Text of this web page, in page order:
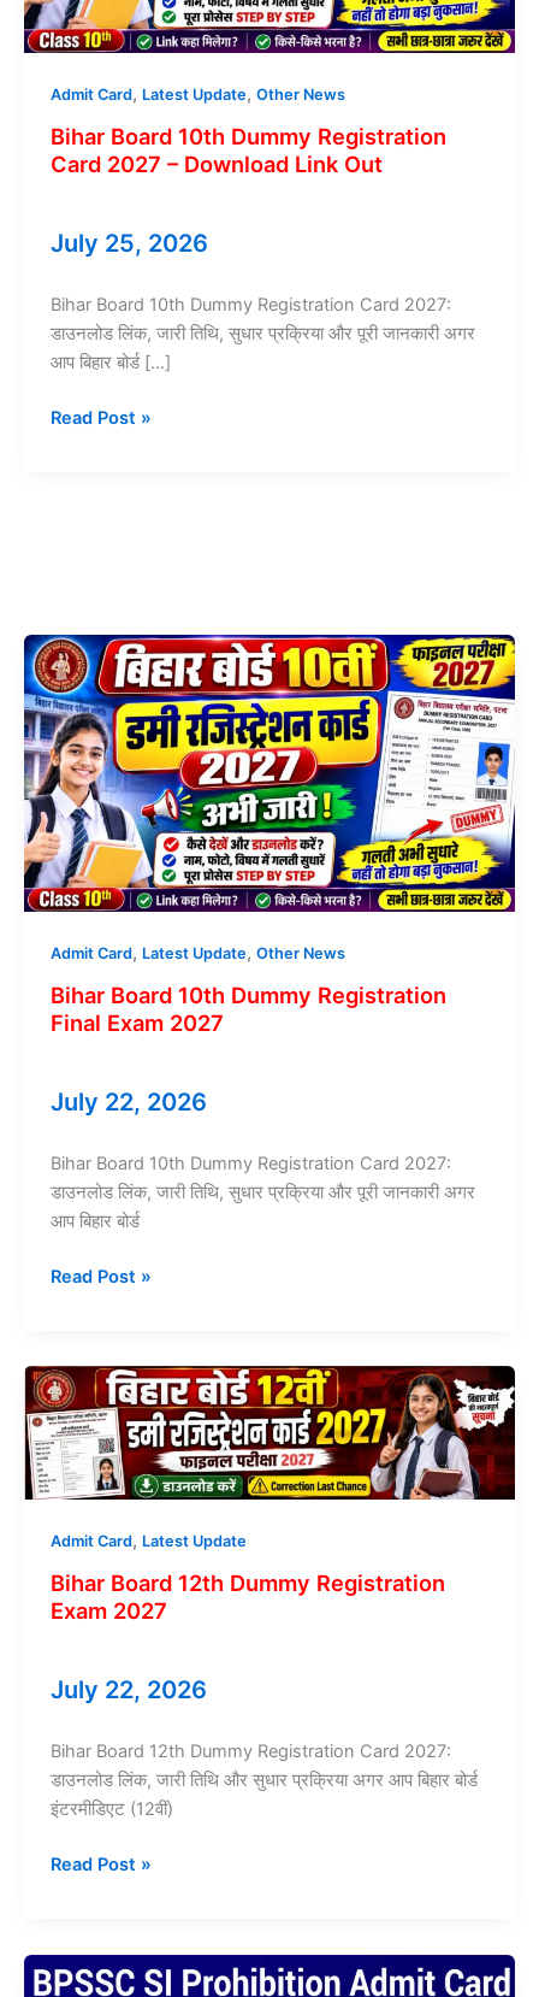
Admit Card, Latest Update, Other News
Bihar Board 10th Dummy Registration
Card 2027 – Download Link Out
July 25, 2026
Bihar Board 10th Dummy Registration Card 2027:
डाउनलोड लिंक, जारी तिथि, सुधार प्रक्रिया और पूरी जानकारी अगर
आप बिहार बोर्ड […]
Bihar
Download
Link
Out
Read Post »
Admit Card, Latest Update, Other News
Bihar Board 10th Dummy Registration
Final Exam 2027
July 22, 2026
Bihar Board 10th Dummy Registration Card 2027:
डाउनलोड लिंक, जारी तिथि, सुधार प्रक्रिया और पूरी जानकारी अगर
आप बिहार बोर्ड
Bihar
Dummy
Registration
Final
Exam
2027
Read Post »
Admit Card, Latest Update
Bihar Board 12th Dummy Registration
Exam 2027
July 22, 2026
Bihar Board 12th Dummy Registration Card 2027:
डाउनलोड लिंक, जारी तिथि और सुधार प्रक्रिया अगर आप बिहार बोर्ड
इंटरमीडिएट (12वीं)
Bihar
Dummy
Registration
Read Post »